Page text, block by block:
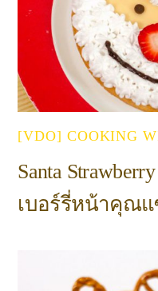
[VDO] COOKING
Santa
เบอร์รี่หน้าคุณ